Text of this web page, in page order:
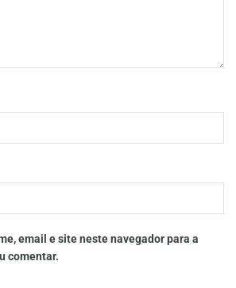
email e site neste navegador para a
comentar.